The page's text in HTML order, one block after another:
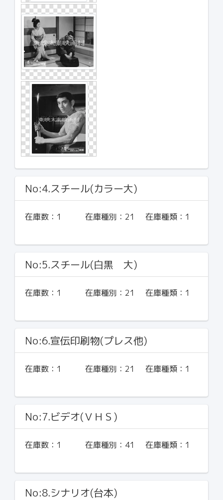
No:4.スチール(カラー大)
在庫数： 1 在庫種別： 21 在庫種類： 1
No:5.スチール(白黒 大)
在庫数： 1 在庫種別： 21 在庫種類： 1
No:6.宣伝印刷物(プレス他)
在庫数： 1 在庫種別： 21 在庫種類： 1
No:7.ビデオ(ＶＨＳ)
在庫数： 1 在庫種別： 41 在庫種類： 1
No:8.シナリオ(台本)